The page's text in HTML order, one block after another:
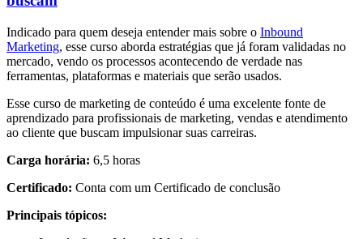
Indicado para quem deseja entender mais sobre o Inbound
Marketing, esse curso aborda estratégias que já foram validadas no
mercado, vendo os processos acontecendo de verdade nas
ferramentas, plataformas e materiais que serão usados.
Esse curso de marketing de conteúdo é uma excelente fonte de
aprendizado para profissionais de marketing, vendas e atendimento
ao cliente que buscam impulsionar suas carreiras.
Carga horária: 6,5 horas
Certificado: Conta com um Certificado de conclusão
Principais tópicos: